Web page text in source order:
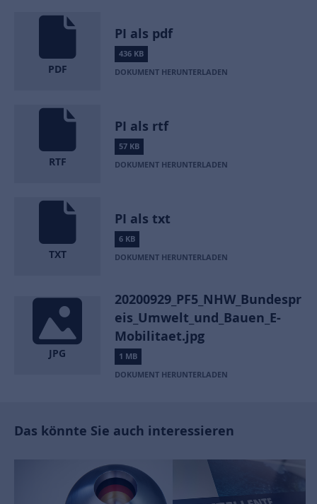
PDF
PI als pdf
436 KB
DOKUMENT HERUNTERLADEN
RTF
PI als rtf
57 KB
DOKUMENT HERUNTERLADEN
TXT
PI als txt
6 KB
DOKUMENT HERUNTERLADEN
JPG
20200929_PF5_NHW_Bundespr
eis_Umwelt_und_Bauen_E-
Mobilitaet.jpg
1 MB
DOKUMENT HERUNTERLADEN
Das könnte Sie auch interessieren